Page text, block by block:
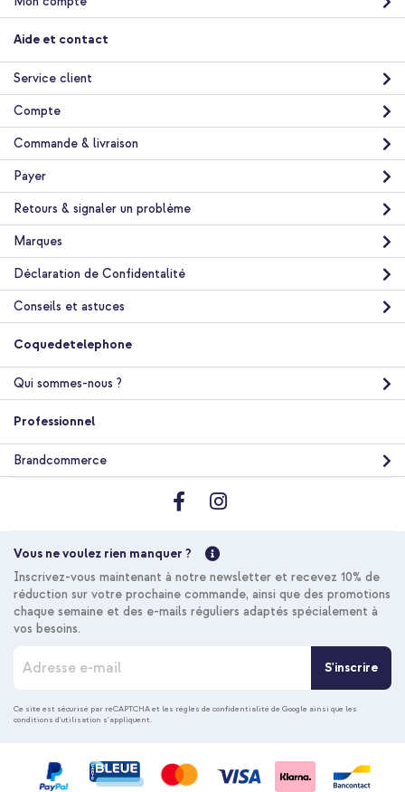
UAG Coque Pathfinder Samsung Galaxy S21 Plus - Forest
- Noir
Livraison gratuite 31,68 €
Acheter
Livraison
gratuite
Aide et contact
Service client
Compte
Commande & livraison
Payer
Retours & signaler un problème
Marques
Déclaration de Confidentalité
Conseils et astuces
Coquedetelephone
Qui sommes-nous ?
Professionnel
Brandcommerce
Vous ne voulez rien manquer ?
Inscrivez-vous maintenant à notre newsletter et recevez 10% de
réduction sur votre prochaine commande, ainsi que des promotions
chaque semaine et des e-mails réguliers adaptés spécialement à
vos besoins.
c
r
S'inscrire
Ce site est sécurisé par reCAPTCHA et les règles de confidentialité de Google ainsi que les
conditions d'utilisation s'appliquent.